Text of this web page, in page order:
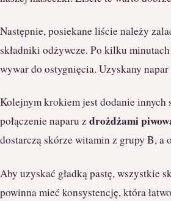
Następnie, posiekane liście należy
składniki odżywcze. Po kilku
wywar do ostygnięcia. Uzyskany
Kolejnym krokiem jest dodanie innych
połączenie naparu zdrożdżami
dostarczą skórze witamin z grupy B, a
Aby uzyskać gładką pastę, wszystkie
powinna mieć konsystencję, która